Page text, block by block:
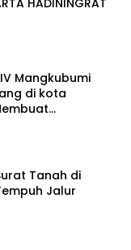
HADININGRAT
Mangkubumi
di kota
Tanah di
Jalur